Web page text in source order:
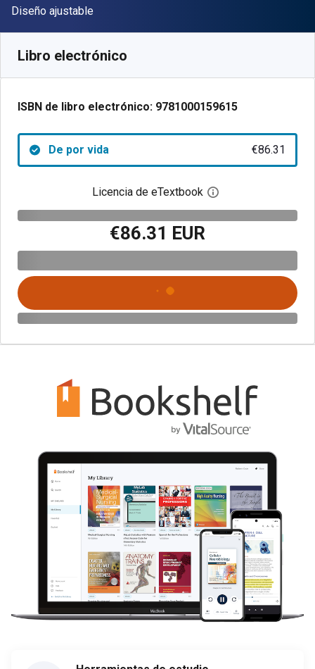
Formato
Diseño ajustable
Libro electrónico
ISBN de libro electrónico: 9781000159615
De por vida €86.31
Licencia de eTextbook Abre el cuadro de
€86.31 EUR